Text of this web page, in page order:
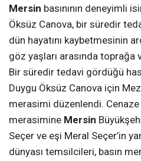
Mersin basınının deneyimli
Öksüz Canova, bir süredir
dün hayatını kaybetmesinin
göz yaşları arasında toprağa
Bir süredir tedavi gördüğü
Duygu Öksüz Canova için
merasimi düzenlendi. Cenaze
merasimine Mersin
Seçer ve eşi Meral Seçer’in
dünyası temsilcileri, basın